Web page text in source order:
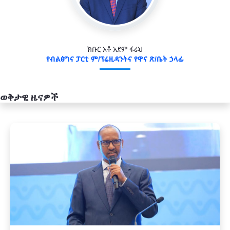
ክቡር አቶ አደም ፋራህ
የብልፅግና ፓርቲ ም/ፕሬዚዳንትና የዋና ጽ/ቤት ኃላፊ
ወቅታዊ ዜናዎች